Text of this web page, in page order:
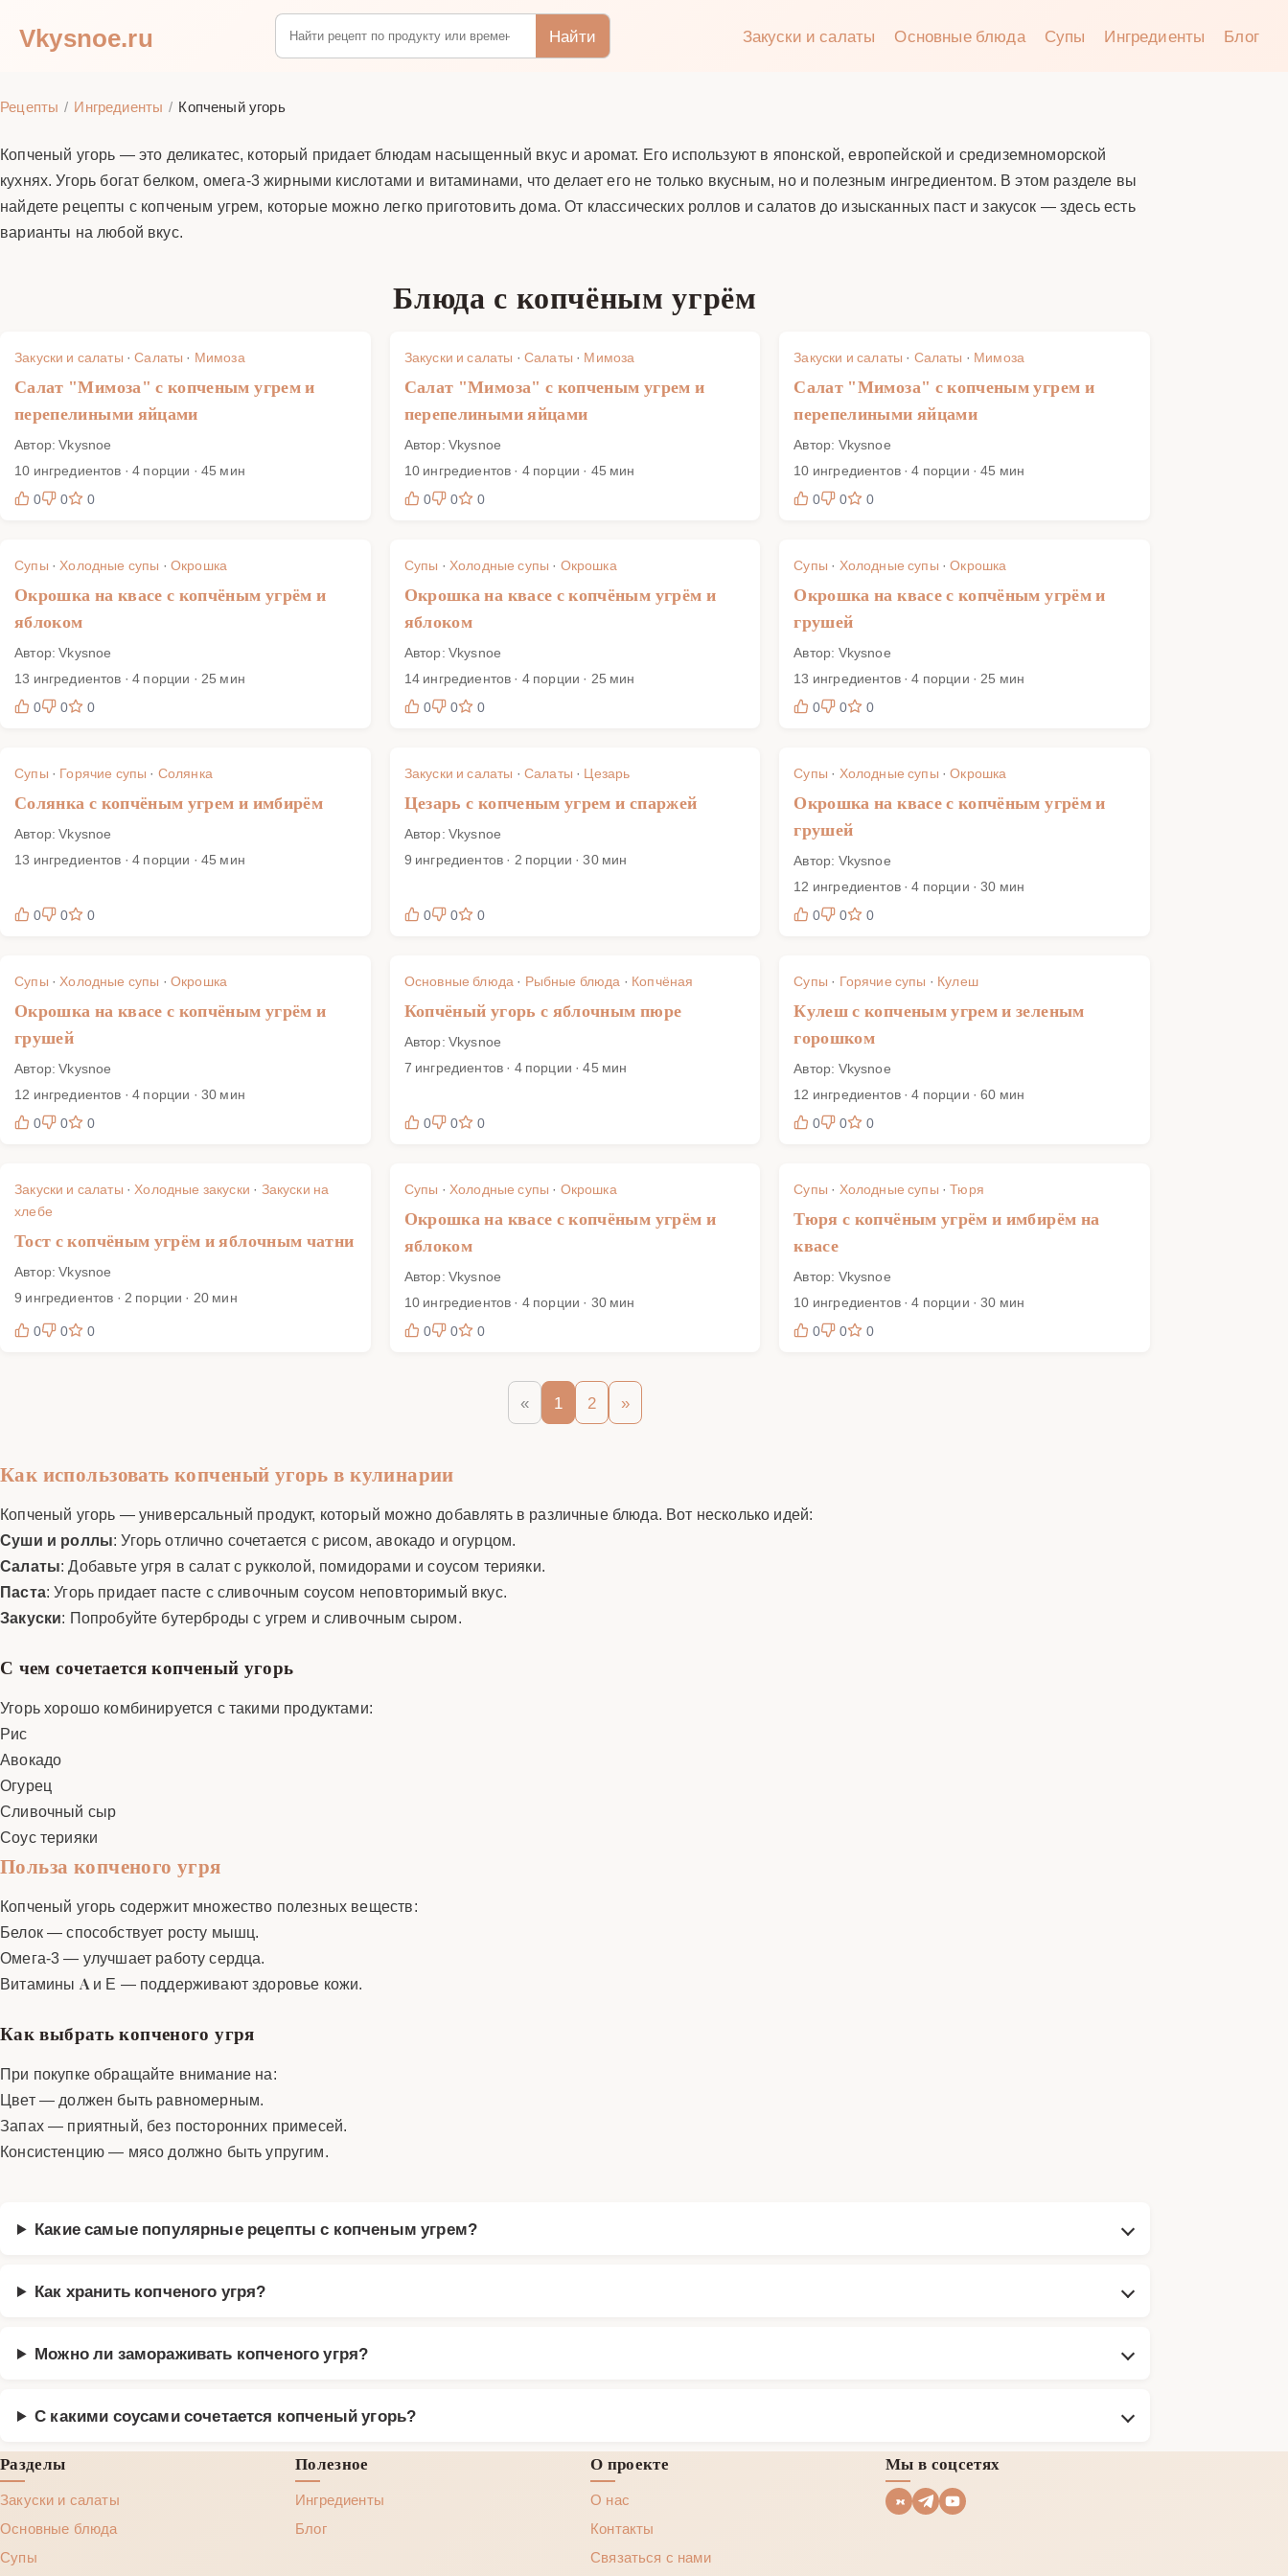
Vkysnoe.ru Найти Закуски и салаты Основные блюда Супы Ингредиенты Блог
Рецепты Ингредиенты Копченый угорь
Копченый угорь — это деликатес, который придает блюдам насыщенный вкус и аромат. Его используют в японской, европейской и средиземноморской
кухнях. Угорь богат белком, омега-3 жирными кислотами и витаминами, что делает его не только вкусным, но и полезным ингредиентом. В этом разделе вы
найдете рецепты с копченым угрем, которые можно легко приготовить дома. От классических роллов и салатов до изысканных паст и закусок — здесь есть
варианты на любой вкус.
Блюда с копчёным угрём
Закуски и салаты ·Салаты · Мимоза
Салат "Мимоза" с копченым угрем и
перепелиными яйцами
Автор: Vkysnoe
10 ингредиентов · 4 порции · 45 мин
0
0 0
Закуски и салаты · Салаты · Мимоза
Салат "Мимоза" с копченым угрем и
перепелиными яйцами
Автор: Vkysnoe
10 ингредиентов · 4 порции · 45 мин
0
0 0
Закуски и салаты · Салаты · Мимоза
Салат "Мимоза" с копченым угрем и
перепелиными яйцами
Автор: Vkysnoe
10 ингредиентов · 4 порции · 45 мин
0
0 0
Супы ·Холодные супы · Окрошка
Окрошка на квасе с копчёным угрём и
яблоком
Автор: Vkysnoe
13 ингредиентов · 4 порции · 25 мин
0
0 0
Супы · Холодные супы · Окрошка
Окрошка на квасе с копчёным угрём и
яблоком
Автор: Vkysnoe
14 ингредиентов · 4 порции · 25 мин
0
0 0
Супы · Холодные супы ·Окрошка
Окрошка на квасе с копчёным угрём и
грушей
Автор: Vkysnoe
13 ингредиентов · 4 порции · 25 мин
0
0 0
Супы · Горячие супы · Солянка
Солянка с копчёным угрем и имбирём
Автор: Vkysnoe
13 ингредиентов · 4 порции · 45 мин
0 0 0
Закуски и салаты · Салаты · Цезарь
Цезарь с копченым угрем и спаржей
Автор: Vkysnoe
9 ингредиентов · 2 порции · 30 мин
0 0 0
Супы · Холодные супы ·Окрошка
Окрошка на квасе с копчёным угрём и
грушей
Автор: Vkysnoe
12 ингредиентов · 4 порции · 30 мин
0
0 0
Супы ·Холодные супы · Окрошка
Окрошка на квасе с копчёным угрём и
грушей
Автор: Vkysnoe
12 ингредиентов · 4 порции · 30 мин
0
0 0
Основные блюда · Рыбные блюда · Копчёная
Копчёный угорь с яблочным пюре
Автор: Vkysnoe
7 ингредиентов · 4 порции · 45 мин
0 0 0
Супы · Горячие супы · Кулеш
Кулеш с копченым угрем и зеленым
горошком
Автор: Vkysnoe
12 ингредиентов · 4 порции · 60 мин
0
0 0
Закуски и салаты ·Холодные закуски · Закуски на
хлебе
Тост с копчёным угрём и яблочным чатни
Автор: Vkysnoe
9 ингредиентов · 2 порции · 20 мин
0
0 0
Супы · Холодные супы · Окрошка
Окрошка на квасе с копчёным угрём и
яблоком
Автор: Vkysnoe
10 ингредиентов · 4 порции · 30 мин
0
0 0
Супы · Холодные супы ·Тюря
Тюря с копчёным угрём и имбирём на
квасе
Автор: Vkysnoe
10 ингредиентов · 4 порции · 30 мин
0
0 0
« 1 2 »
Как использовать копченый угорь в кулинарии
Копченый угорь — универсальный продукт, который можно добавлять в различные блюда. Вот несколько идей:
Суши и роллы: Угорь отлично сочетается с рисом, авокадо и огурцом.
Салаты: Добавьте угря в салат с рукколой, помидорами и соусом терияки.
Паста: Угорь придает пасте с сливочным соусом неповторимый вкус.
Закуски: Попробуйте бутерброды с угрем и сливочным сыром.
С чем сочетается копченый угорь
Угорь хорошо комбинируется с такими продуктами:
Рис
Авокадо
Огурец
Сливочный сыр
Соус терияки
Польза копченого угря
Копченый угорь содержит множество полезных веществ:
Белок — способствует росту мышц.
Омега-3 — улучшает работу сердца.
Витамины A и E — поддерживают здоровье кожи.
Как выбрать копченого угря
При покупке обращайте внимание на:
Цвет — должен быть равномерным.
Запах — приятный, без посторонних примесей.
Консистенцию — мясо должно быть упругим.
Какие самые популярные рецепты с копченым угрем?
Как хранить копченого угря?
Можно ли замораживать копченого угря?
С какими соусами сочетается копченый угорь?
Разделы
Закуски и салаты
Основные блюда
Супы
Полезное
Ингредиенты
Блог
О проекте
О нас
Контакты
Связаться с нами
Мы в соцсетях